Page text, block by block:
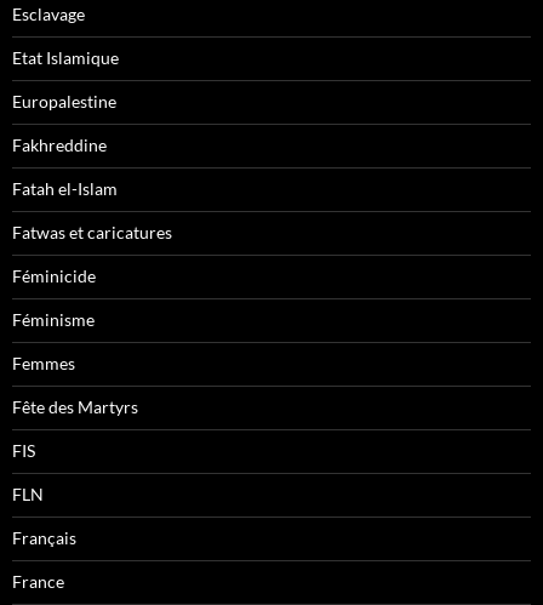
Esclavage
Etat Islamique
Europalestine
Fakhreddine
Fatah el-Islam
Fatwas et caricatures
Féminicide
Féminisme
Femmes
Fête des Martyrs
FIS
FLN
Français
France